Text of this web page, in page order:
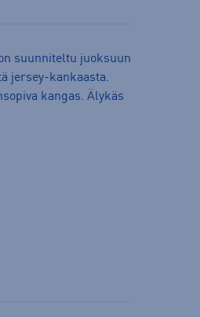
suunniteltu juoksuun
jersey-kankaasta.
kangas. Älykäs